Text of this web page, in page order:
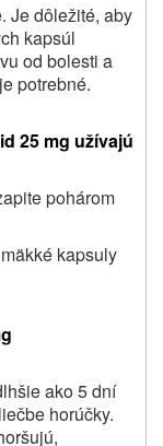
Je dôležité, aby
kapsúl
od bolesti a
potrebné.
25 mg užívajú
pohárom
kapsuly
ako 5 dní
horúčky.